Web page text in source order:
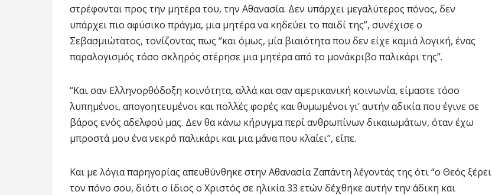
στρέφονται προς την μητέρα του, την Αθανασία. Δεν υπάρχει μεγαλύτερος πόνος, δεν
υπάρχει πιο αφύσικο πράγμα, μια μητέρα να κηδεύει το παιδί της”, συνέχισε ο
Σεβασμιώτατος, τονίζοντας πως “και όμως, μία βιαιότητα που δεν είχε καμιά λογική, ένας
παραλογισμός τόσο σκληρός στέρησε μια μητέρα από το μονάκριβο παλικάρι της”.
“Και σαν Ελληνορθόδοξη κοινότητα, αλλά και σαν αμερικανική κοινωνία, είμαστε τόσο
λυπημένοι, απογοητευμένοι και πολλές φορές και θυμωμένοι γι’ αυτήν αδικία που έγινε σε
βάρος ενός αδελφού μας. Δεν θα κάνω κήρυγμα περί ανθρωπίνων δικαιωμάτων, όταν έχω
μπροστά μου ένα νεκρό παλικάρι και μια μάνα που κλαίει”, είπε.
Και με λόγια παρηγορίας απευθύνθηκε στην Αθανασία Ζαπάντη λέγοντάς της ότι “ο Θεός ξέρει
τον πόνο σου, διότι ο ίδιος ο Χριστός σε ηλικία 33 ετών δέχθηκε αυτήν την άδικη και